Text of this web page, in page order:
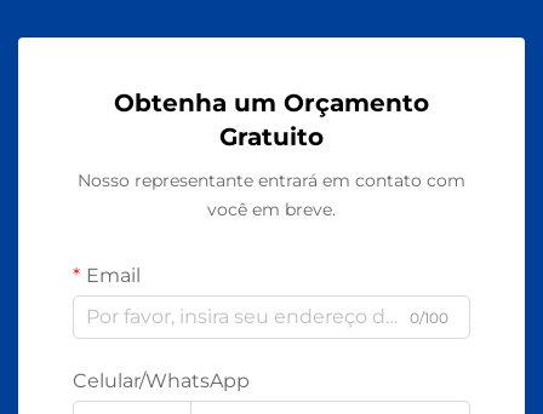
Obtenha um Orçamento
Gratuito
Nosso representante entrará em contato com
você em breve.
Email
0/100
Celular/WhatsApp